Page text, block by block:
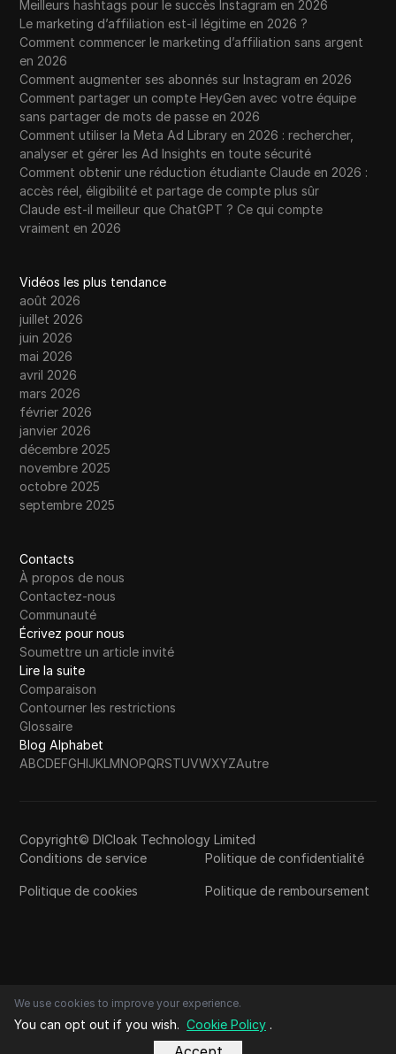
Meilleurs hashtags pour le succès Instagram en 2026
Le marketing d’affiliation est-il légitime en 2026 ?
Comment commencer le marketing d’affiliation sans argent
en 2026
Comment augmenter ses abonnés sur Instagram en 2026
Comment partager un compte HeyGen avec votre équipe
sans partager de mots de passe en 2026
Comment utiliser la Meta Ad Library en 2026 : rechercher,
analyser et gérer les Ad Insights en toute sécurité
Comment obtenir une réduction étudiante Claude en 2026 :
accès réel, éligibilité et partage de compte plus sûr
Claude est-il meilleur que ChatGPT ? Ce qui compte
vraiment en 2026
Vidéos les plus tendance
août 2026
juillet 2026
juin 2026
mai 2026
avril 2026
mars 2026
février 2026
janvier 2026
décembre 2025
novembre 2025
octobre 2025
septembre 2025
Contacts
À propos de nous
Contactez-nous
Communauté
Écrivez pour nous
Soumettre un article invité
Lire la suite
Comparaison
Contourner les restrictions
Glossaire
Blog Alphabet
ABCDEFGHIJKLMNOPQRSTUVWXYZAutre
Copyright© DICloak Technology Limited
Conditions de service
Politique de confidentialité
Politique de cookies Politique de remboursement
We use cookies to improve your experience.
You can opt out if you wish. Cookie Policy .